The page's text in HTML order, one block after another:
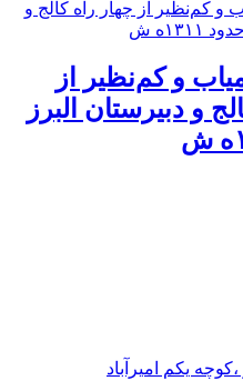
و کم‌نظیر از
و دبيرستان البرز